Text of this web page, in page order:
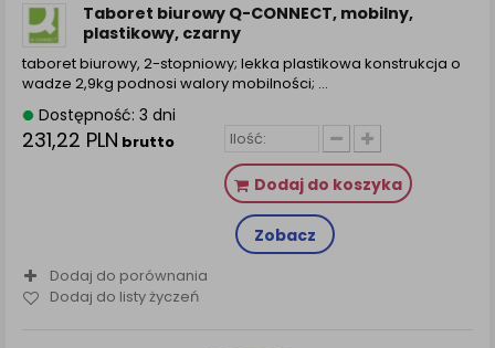
Taboret biurowy Q-CONNECT, mobilny,
plastikowy, czarny
taboret biurowy, 2-stopniowy; lekka plastikowa konstrukcja o
wadze 2,9kg podnosi walory mobilności; ...
Dostępność: 3 dni
231,22 PLN brutto
Dodaj do koszyka
Zobacz
Dodaj do porównania
Dodaj do listy życzeń